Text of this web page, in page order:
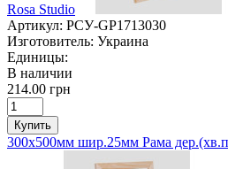
Rosa Studio
Артикул: РСУ-GP1713030
Изготовитель: Украина
Единицы:
В наличии
214.00 грн
Купить
300х500мм шир.25мм Рама